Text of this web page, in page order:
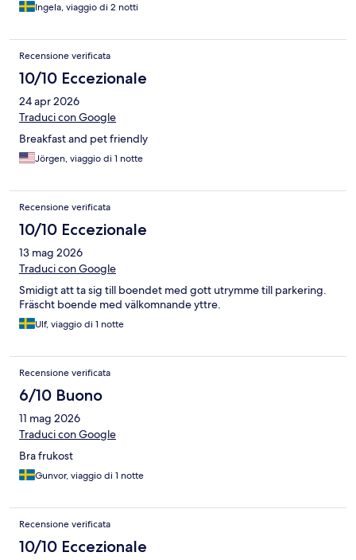
Ingela, viaggio di 2 notti
Recensione verificata
10/10 Eccezionale
24 apr 2026
Traduci con Google
Breakfast and pet friendly
Jörgen, viaggio di 1 notte
Recensione verificata
10/10 Eccezionale
13 mag 2026
Traduci con Google
Smidigt att ta sig till boendet med gott utrymme till parkering.
Fräscht boende med välkomnande yttre.
Ulf, viaggio di 1 notte
Recensione verificata
6/10 Buono
11 mag 2026
Traduci con Google
Bra frukost
Gunvor, viaggio di 1 notte
Recensione verificata
10/10 Eccezionale